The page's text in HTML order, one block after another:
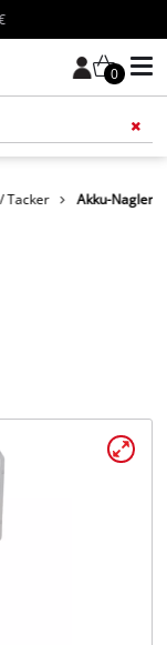
0
Tacker Akku-Nagler